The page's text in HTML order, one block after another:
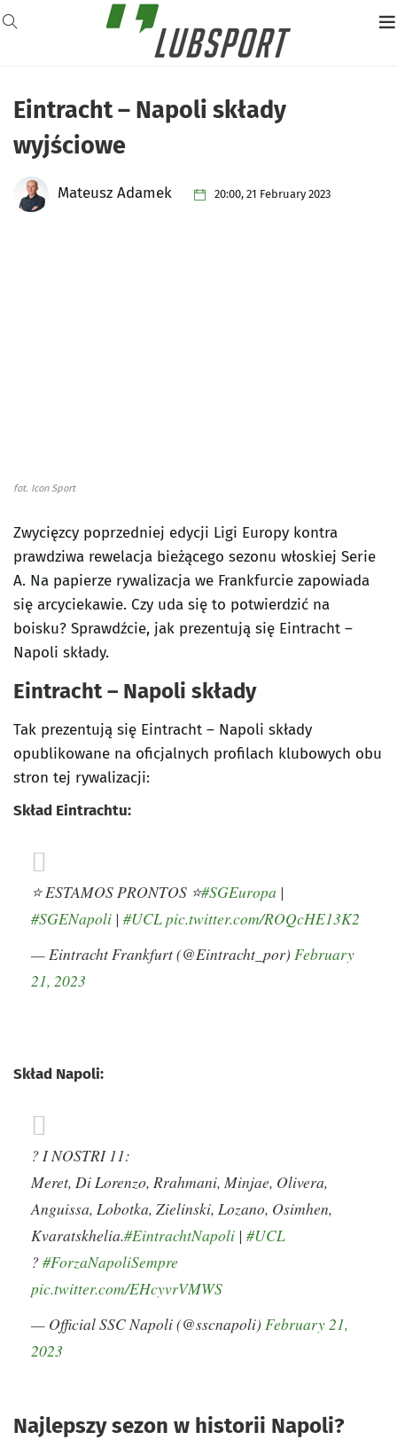
Eintracht – Napoli składy
wyjściowe
Mateusz Adamek 20:00, 21 February 2023
fot. Icon Sport
Zwycięzcy poprzedniej edycji Ligi Europy kontra
prawdziwa rewelacja bieżącego sezonu włoskiej Serie
A. Na papierze rywalizacja we Frankfurcie zapowiada
się arcyciekawie. Czy uda się to potwierdzić na
boisku? Sprawdźcie, jak prezentują się Eintracht –
Napoli składy.
Eintracht – Napoli składy
Tak prezentują się Eintracht – Napoli składy
opublikowane na oficjalnych profilach klubowych obu
stron tej rywalizacji:
Skład Eintrachtu:
⭐️ ESTAMOS PRONTOS ⭐️#SGEuropa |
#SGENapoli | #UCLpic.twitter.com/ROQcHE13K2
— Eintracht Frankfurt (@Eintracht_por) February
21, 2023
Skład Napoli:
? I NOSTRI 11:
Meret, Di Lorenzo, Rrahmani, Minjae, Olivera,
Anguissa, Lobotka, Zielinski, Lozano, Osimhen,
Kvaratskhelia.#EintrachtNapoli | #UCL
?#ForzaNapoliSempre
pic.twitter.com/EHcyvrVMWS
— Official SSC Napoli (@sscnapoli) February 21,
2023
Najlepszy sezon w historii Napoli?